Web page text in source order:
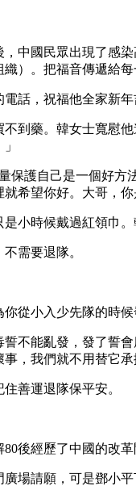
中國民眾出現了感
）。把福音傳遞給
話，祝福他全家新
到藥。韓女士寬慰
保護自己是一個好
希望你好。大哥，你
小時候戴過紅領巾
需要退隊。
從小入少先隊的時
誓不能亂發，發了誓
，我們就不用替它承
善運退隊保平安。
後經歷了中國的改
場請願，可是鄧小